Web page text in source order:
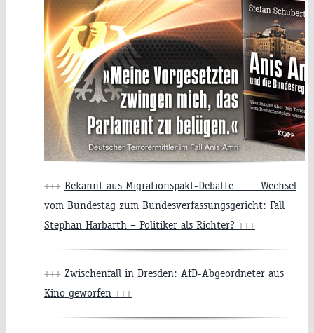
+++ Bekannt aus Migrationspakt-Debatte … – Wechsel
vom Bundestag zum Bundesverfassungsgericht: Fall
Stephan Harbarth – Politiker als Richter? +++
+++ Zwischenfall in Dresden: AfD-Abgeordneter aus
Kino geworfen +++